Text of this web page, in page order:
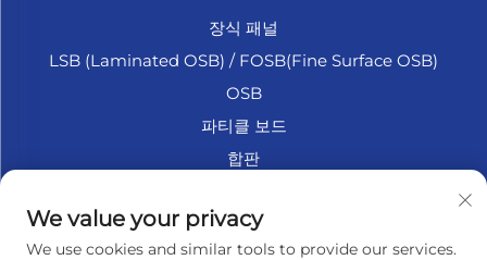
장식 패널
LSB (Laminated OSB) / FOSB(Fine Surface OSB)
OSB
파티클 보드
합판
섬유판
We value your privacy
We use cookies and similar tools to provide our services.